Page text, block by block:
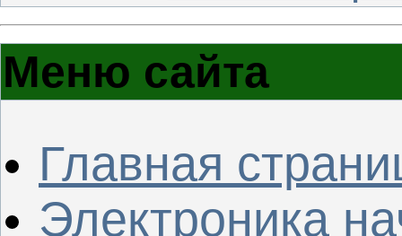
Меню сайта
Главная
Электроника